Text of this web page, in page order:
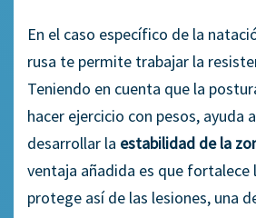
En el caso específico de la
rusa te permite trabajar la
Teniendo en cuenta que la
hacer ejercicio con pesos, ayuda
desarrollar la estabilidad de la
ventaja añadida es que fortalece
protege así de las lesiones, una